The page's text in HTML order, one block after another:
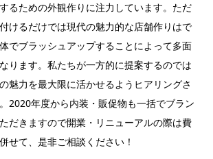
るための外観作りに注力しています。ただ
けるだけでは現代の魅力的な店舗作りはで
でブラッシュアップすることによって多面
ります。私たちが一方的に提案するのでは
魅力を最大限に活かせるようヒアリングさ
2020年度から内装・販促物も一括でブラン
だきますので開業・リニューアルの際は費
せて、是非ご相談ください！